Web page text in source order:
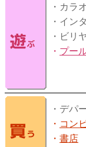
・カラ
・イン
・ビリ
・ プー
・デパ
・ コン
・ 書店